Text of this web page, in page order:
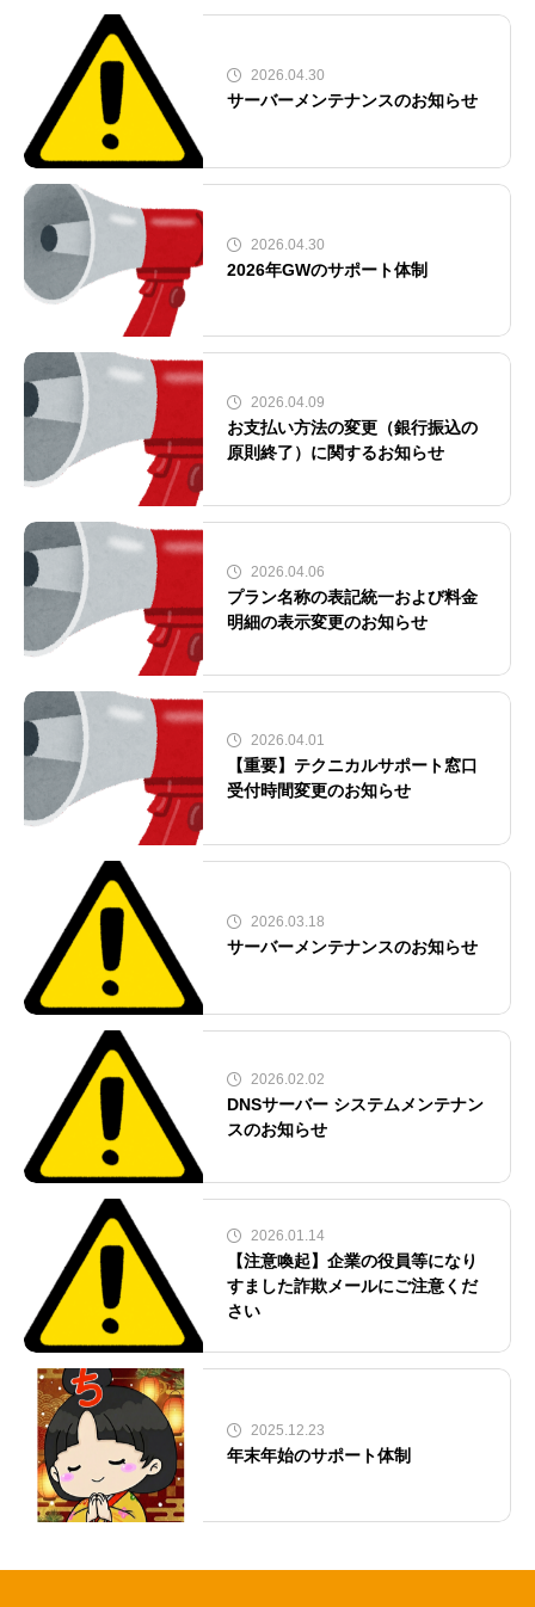
2026.04.30
サーバーメンテナンスのお知らせ
2026.04.30
2026年GWのサポート体制
2026.04.09
お支払い方法の変更（銀行振込の
原則終了）に関するお知らせ
2026.04.06
プラン名称の表記統一および料金
明細の表示変更のお知らせ
2026.04.01
【重要】テクニカルサポート窓口
受付時間変更のお知らせ
2026.03.18
サーバーメンテナンスのお知らせ
2026.02.02
DNSサーバー システムメンテナン
スのお知らせ
2026.01.14
【注意喚起】企業の役員等になり
すました詐欺メールにご注意くだ
さい
2025.12.23
年末年始のサポート体制